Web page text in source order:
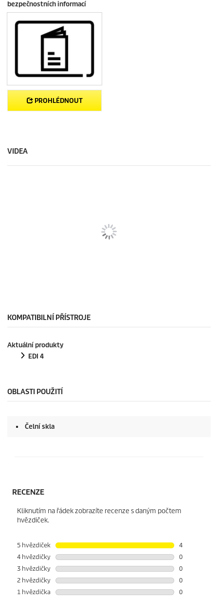
bezpečnostních informací
PROHLÉDNOUT
VIDEA
KOMPATIBILNÍ PŘÍSTROJE
Aktuální produkty
EDI 4
OBLASTI POUŽITÍ
Čelní skla